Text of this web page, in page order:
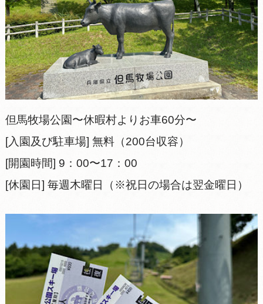
但馬牧場公園〜休暇村よりお車60分〜
[入園及び駐車場] 無料（200台収容）
[開園時間] 9：00〜17：00
[休園日] 毎週木曜日（※祝日の場合は翌金曜日）